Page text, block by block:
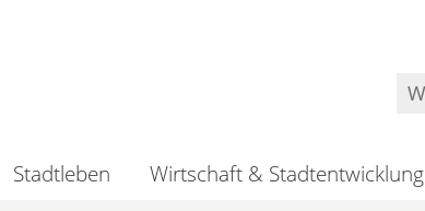
Stadtleben Wirtschaft & Stadtentwicklung